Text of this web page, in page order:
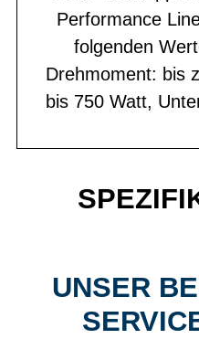
Performance
folgenden
Drehmoment: bis
bis 750 Watt,
UNSER